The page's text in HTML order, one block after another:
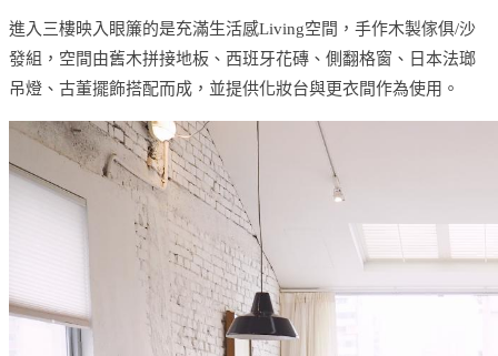
進入三樓映入眼簾的是充滿生活感Living空間，手作木製傢俱/沙
發組，空間由舊木拼接地板、西班牙花磚、側翻格窗、日本法瑯
吊燈、古董擺飾搭配而成，並提供化妝台與更衣間作為使用。